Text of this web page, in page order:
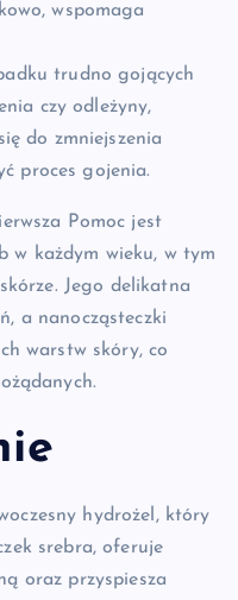
wspomaga
trudno gojących
czy odleżyny,
do zmniejszenia
proces gojenia.
Pomoc jest
w każdym wieku, w tym
Jego delikatna
a nanocząsteczki
warstw skóry, co
hydrożel, który
srebra, oferuje
oraz przyspiesza